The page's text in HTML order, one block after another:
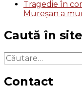
Tragedie în
Mureșan a
Caută în site
Caută
după:
Contact